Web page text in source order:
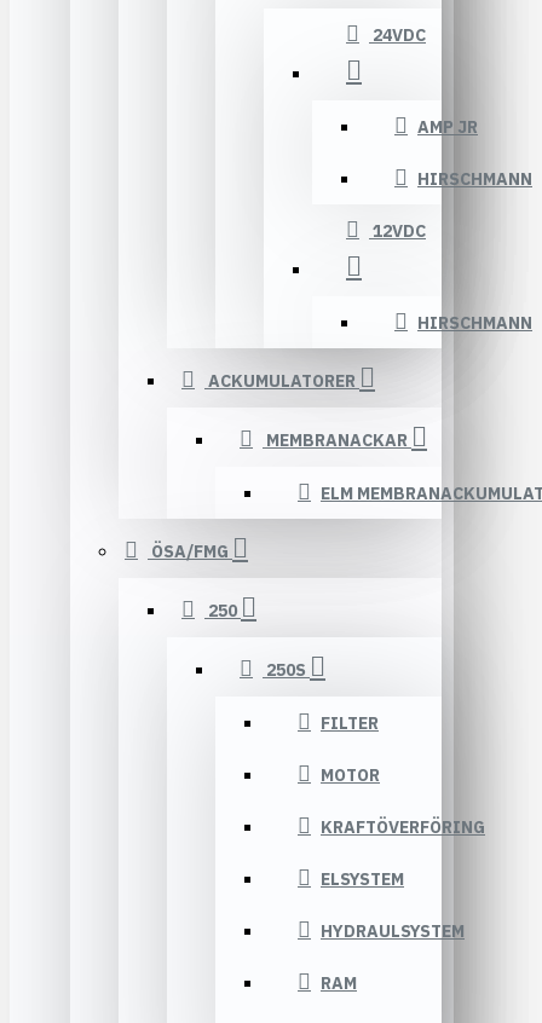
24VDC
AMP JR
HIRSCHMANN
12VDC
HIRSCHMANN
ACKUMULATORER
MEMBRANACKAR
ELM
ÖSA/FMG
250
250S
FILTER
MOTOR
KRAFTÖVERFÖRING
ELSYSTEM
HYDRAULSYSTEM
RAM